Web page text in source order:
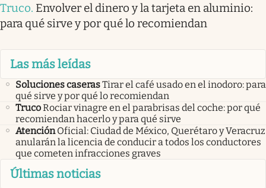
Truco. Envolver el dinero y la tarjeta en aluminio:
para qué sirve y por qué lo recomiendan
Las más leídas
Soluciones caserasTirar el café usado en el inodoro: para
qué sirve y por qué lo recomiendan
TrucoRociar vinagre en el parabrisas del coche: por qué
recomiendan hacerlo y para qué sirve
Atención Oficial: Ciudad de México, Querétaro y Veracruz
anularán la licencia de conducir a todos los conductores
que cometen infracciones graves
Últimas noticias